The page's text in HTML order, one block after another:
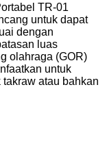
TR-01
untuk dapat
dengan
luas
olahraga (GOR)
untuk
atau bahkan